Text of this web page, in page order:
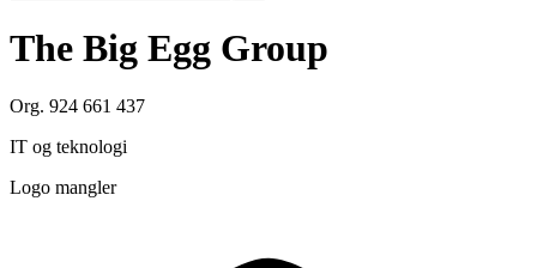
The Big Egg Group
Org. 924 661 437
IT og teknologi
Logo mangler